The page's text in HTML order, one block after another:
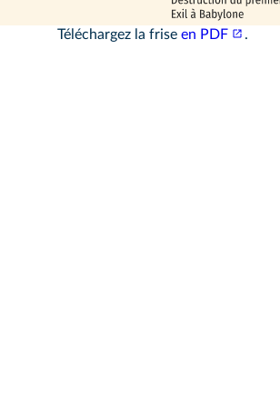
Téléchargez la frise en PDF .